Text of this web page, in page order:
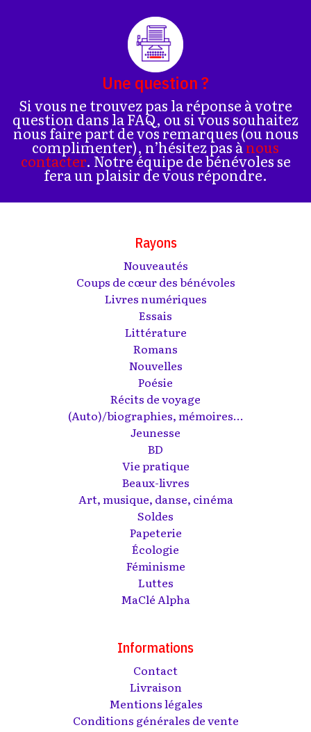
Une question ?
Si vous ne trouvez pas la réponse à votre
question dans la FAQ, ou si vous souhaitez
nous faire part de vos remarques (ou nous
complimenter), n’hésitez pas ànous
contacter. Notre équipe de bénévoles se
fera un plaisir de vous répondre.
Rayons
Nouveautés
Coups de cœur des bénévoles
Livres numériques
Essais
Littérature
Romans
Nouvelles
Poésie
Récits de voyage
(Auto)/biographies, mémoires...
Jeunesse
BD
Vie pratique
Beaux-livres
Art, musique, danse, cinéma
Soldes
Papeterie
Écologie
Féminisme
Luttes
MaClé Alpha
Informations
Contact
Livraison
Mentions légales
Conditions générales de vente